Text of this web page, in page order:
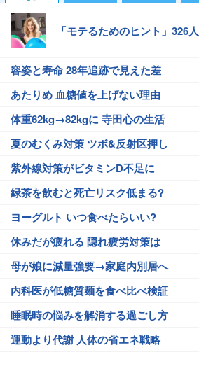
「モテるためのヒント」326
容姿と寿命 28年追跡で見えた差
あたりめ 血糖値を上げない理由
体重62kg→82kgに 寺田心の生活
夏のむくみ対策 ツボ&反射区押し
紫外線対策がビタミンD不足に
緑茶を飲むと死亡リスク低まる?
ヨーグルト いつ食べたらいい?
休みだが疲れる 隠れ疲労対策は
母が娘に減量強要→家庭内別居へ
内科医が低糖質麺を食べ比べ検証
睡眠時の悩みを解消する過ごし方
運動より代謝 人体の省エネ戦略